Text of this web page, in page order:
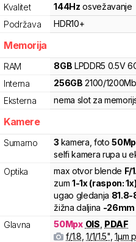
Kvalitet
144Hz osvežavanje
Podržava
HDR10+
Memorija
RAM 8GB LPDDR5 0.5V 6
Interna
256GB 2100/1200
Eksterna
nema slot za
Kamere
Sumarno 3 kamera foto50
selfi kamera rupa u
Optika
max otvor blende F/
zum1-1x (raspon:1x)
ugao gledanja 81.8-
žižna daljina -26mm
Glavna
50Mpx OIS PDAF
f/1.8 1/1/1.5" 1µm